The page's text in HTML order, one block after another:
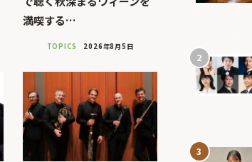
満喫する…
TOPICS 2026年8月5日